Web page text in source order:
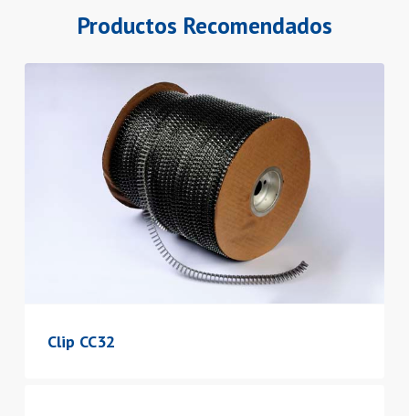
Productos Recomendados
Clip CC32